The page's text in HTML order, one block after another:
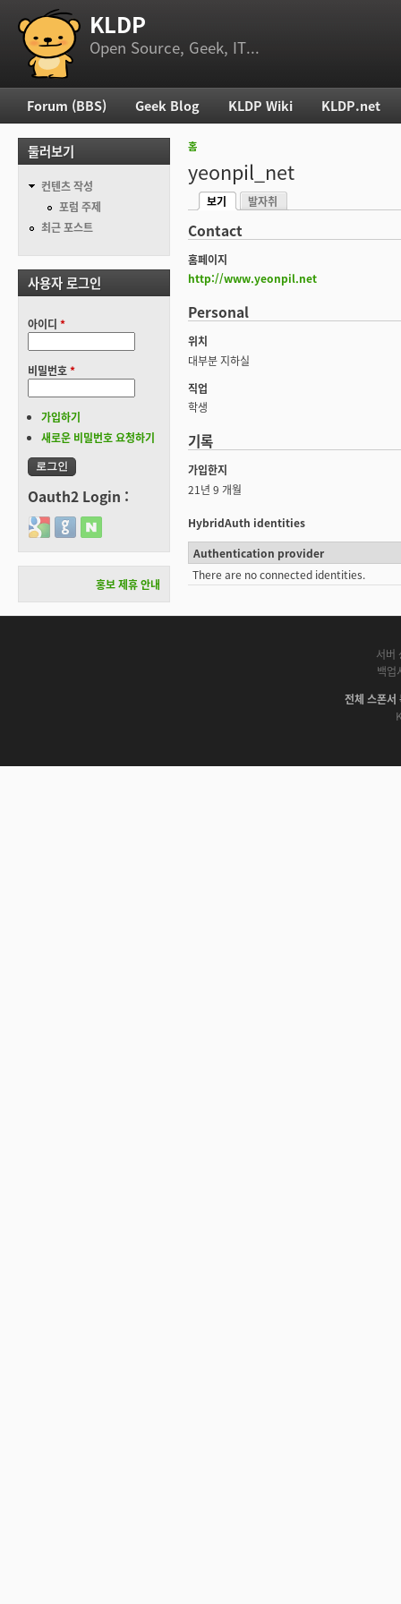
부 메뉴 KLDP
Open Source, Geek, IT...
현재 위치
홈
yeonpil_net
기본탭
보기
발자취
Contact
홈페이지
http://www.yeonpil.net
Personal
위치
대부분 지하실
직업
학생
기록
가입한지
21년 9 개월
HybridAuth identities
Authentication provider
There are no connected identities.
주 메뉴
Forum (BBS) Geek Blog KLDP Wiki KLDP.net
둘러보기
컨텐츠 작성
포럼 주제
최근 포스트
사용자 로그인
아이디 *
비밀번호*
가입하기
새로운 비밀번호 요청하기
Oauth2 Login :
Login with Google
Login with GitHub
Login with Naver
홍보 제휴 안내
서버
백업
전체 스폰서